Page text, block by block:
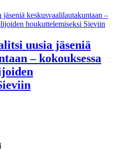
uusia jäseniä
– kokouksessa